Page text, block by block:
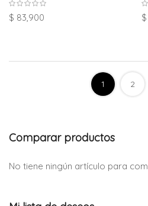
$ 83,900
1 2
Comparar productos
No tiene ningún artículo para